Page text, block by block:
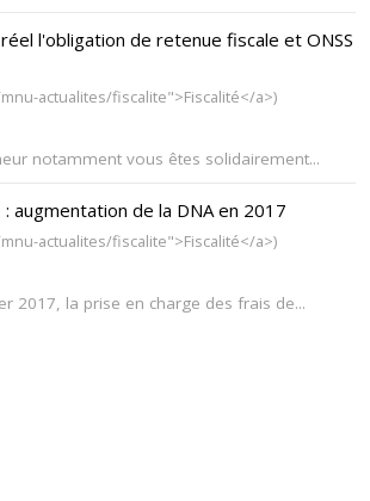
l'obligation de retenue fiscale et ONSS
actualites/fiscalite">Fiscalité</a>)
notamment vous êtes solidairement...
augmentation de la DNA en 2017
actualites/fiscalite">Fiscalité</a>)
2017, la prise en charge des frais de...